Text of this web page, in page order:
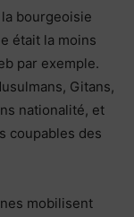
bourgeoisie
était la moins
par exemple.
Gitans,
nationalité, et
coupables des
mobilisent